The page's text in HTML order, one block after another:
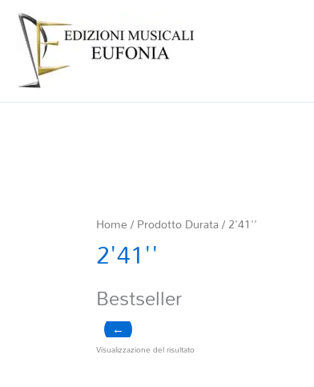
Home/ Prodotto Durata / 2'41''
2'41''
Bestseller
←
Visualizzazione del risultato